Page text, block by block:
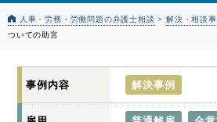
人事・労務・労働問題の弁護士相談 >解決・相談事
ついての助言
事例内容 解決事例